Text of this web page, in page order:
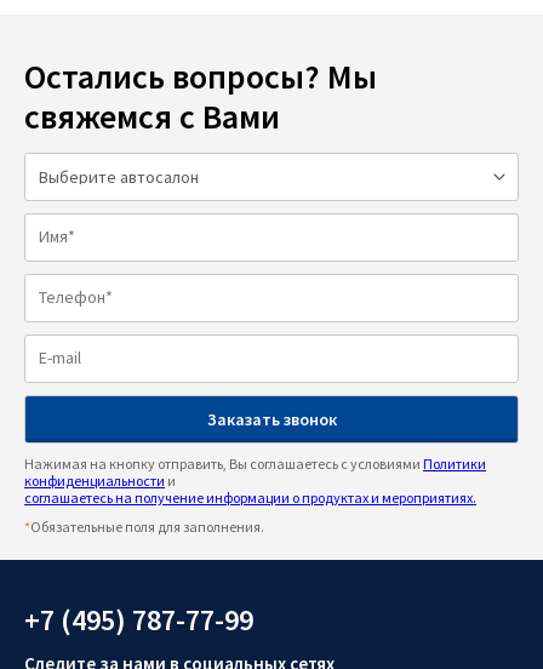
Остались вопросы? Мы
свяжемся с Вами
Нажимая на кнопку отправить, Вы соглашаетесь с условиями Политики
конфиденциальности и
соглашаетесь на получение информации о продуктах и мероприятиях.
*Обязательные поля для заполнения.
+7 (495) 787-77-99
Следите за нами в социальных сетях